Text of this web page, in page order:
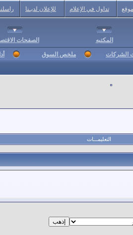
تداول في الإعلام للإعلان لديـنا
المكتبه الصفحات
الشركات ملخص السوق
التعليمـــات